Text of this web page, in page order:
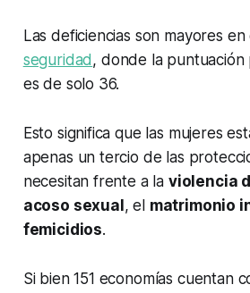
Las deficiencias son mayores en
seguridad , donde la puntuación
es de solo 36.
Esto significa que las mujeres
apenas un tercio de las
necesitan frente a la violencia
acoso sexual , el matrimonio
femicidios.
Si bien 151 economías cuentan